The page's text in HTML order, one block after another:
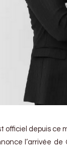
officiel depuis ce
l’arrivée